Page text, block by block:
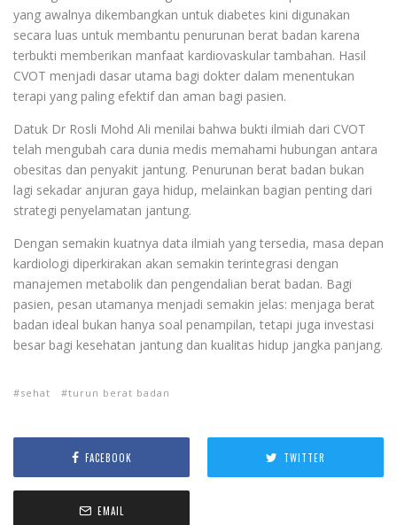
yang awalnya dikembangkan untuk diabetes kini digunakan
secara luas untuk membantu penurunan berat badan karena
terbukti memberikan manfaat kardiovaskular tambahan. Hasil
CVOT menjadi dasar utama bagi dokter dalam menentukan
terapi yang paling efektif dan aman bagi pasien.
Datuk Dr Rosli Mohd Ali menilai bahwa bukti ilmiah dari CVOT
telah mengubah cara dunia medis memahami hubungan antara
obesitas dan penyakit jantung. Penurunan berat badan bukan
lagi sekadar anjuran gaya hidup, melainkan bagian penting dari
strategi penyelamatan jantung.
Dengan semakin kuatnya data ilmiah yang tersedia, masa depan
kardiologi diperkirakan akan semakin terintegrasi dengan
manajemen metabolik dan pengendalian berat badan. Bagi
pasien, pesan utamanya menjadi semakin jelas: menjaga berat
badan ideal bukan hanya soal penampilan, tetapi juga investasi
besar bagi kesehatan jantung dan kualitas hidup jangka panjang.
sehat turun berat badan
FACEBOOK TWITTER
EMAIL